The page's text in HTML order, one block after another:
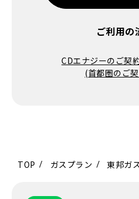
ご利用の
CDエナジーのご契
(首都圏のご契
TOP ガスプラン 東邦ガ